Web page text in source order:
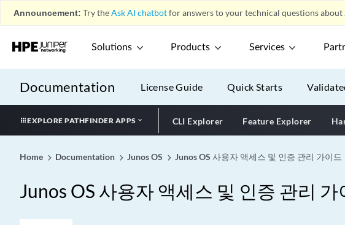
Announcement: Try theAsk AI chatbotfor answers to your technical questions
Solutions Products Services
Documentation License Guide Quick Starts
EXPLORE PATHFINDER APPS CLI Explorer Feature Explorer
Home Documentation Junos OS Junos OS 사용자 액세스 및 인증 관리 가이드
Junos OS 사용자 액세스 및 인증 관리 가